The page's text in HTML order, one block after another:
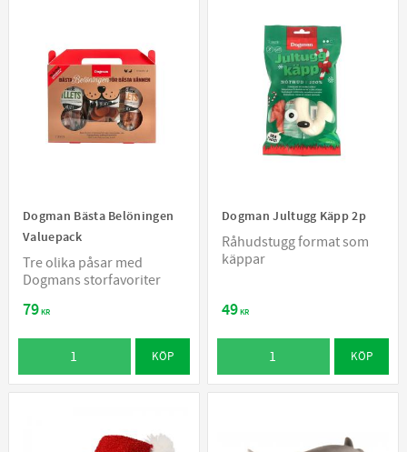
Dogman Bästa Belöningen
Valuepack
Tre olika påsar med
Dogmans storfavoriter
79KR
KÖP
Dogman Jultugg Käpp 2p
Råhudstugg format som
käppar
49KR
KÖP